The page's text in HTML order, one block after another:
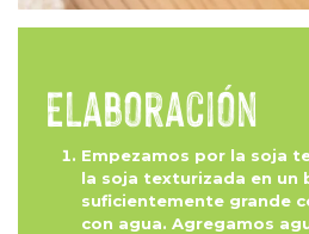
Elaboración
Empezamos por la soja
la soja texturizada en un
suficientemente grande
con agua. Agregamos